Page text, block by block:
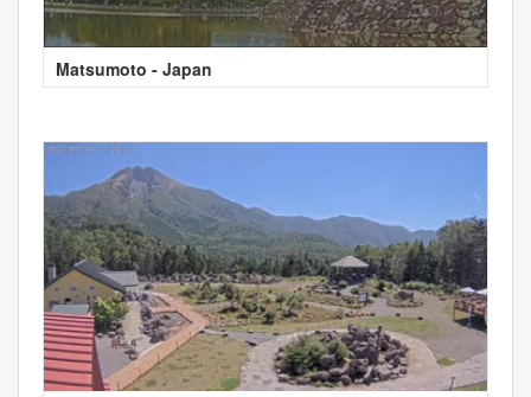
Matsumoto - Japan